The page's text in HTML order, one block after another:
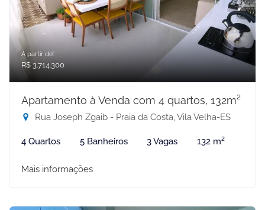
A partir de:
R$ 3.714.300
Apartamento à Venda com 4 quartos, 132m²
Rua Joseph Zgaib - Praia da Costa, Vila Velha-ES
4 Quartos 5 Banheiros 3 Vagas 132 m²
Mais informações